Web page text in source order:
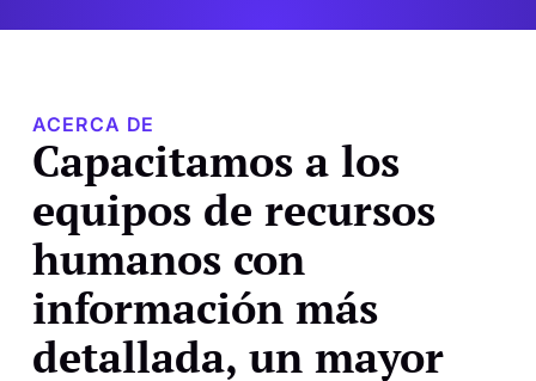
ACERCA DE
Capacitamos a los
equipos de recursos
humanos con
información más
detallada, un mayor